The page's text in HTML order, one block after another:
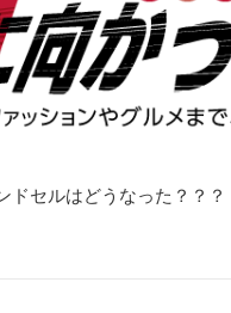
セルはどうなった？？？